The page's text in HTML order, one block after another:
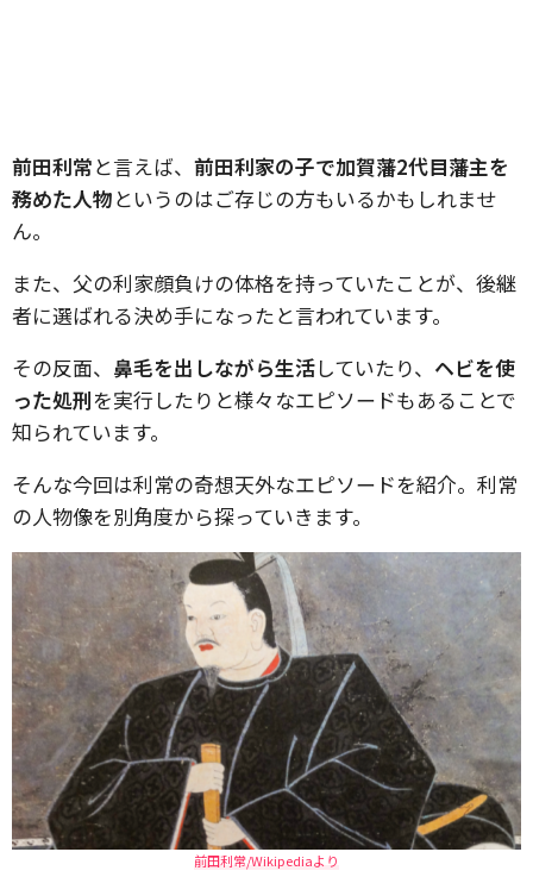
前田利常と言えば、 前田利家の子で加賀藩2代目藩主を
務めた人物というのはご存じの方もいるかもしれませ
ん。
また、父の利家顔負けの体格を持っていたことが、後継
者に選ばれる決め手になったと言われています。
その反面、 鼻毛を出しながら生活していたり、 ヘビを使
った処刑を実行したりと様々なエピソードもあることで
知られています。
そんな今回は利常の奇想天外なエピソードを紹介。利常
の人物像を別角度から探っていきます。
前田利常/Wikipediaより